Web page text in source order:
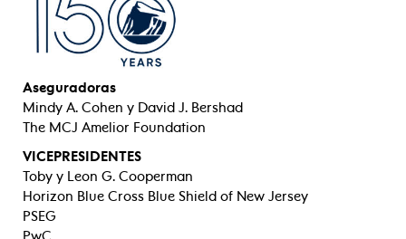
Aseguradoras
Mindy A. Cohen y David J. Bershad
The MCJ Amelior Foundation
VICEPRESIDENTES
Toby y Leon G. Cooperman
Horizon Blue Cross Blue Shield of New Jersey
PSEG